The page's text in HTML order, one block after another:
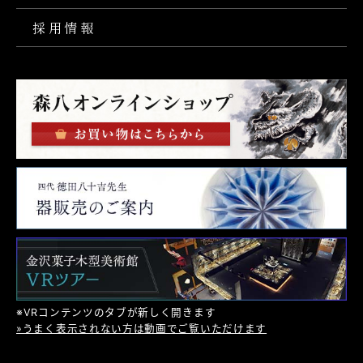
採用情報
※VRコンテンツのタブが新しく開きます
»うまく表示されない方は動画でご覧いただけます